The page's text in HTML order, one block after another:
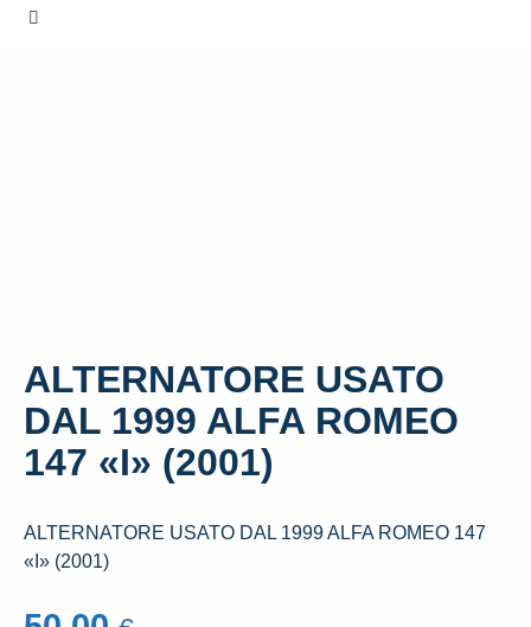
ALTERNATORE USATO
DAL 1999 ALFA ROMEO
147 «I» (2001)
ALTERNATORE USATO DAL 1999 ALFA ROMEO 147
«I» (2001)